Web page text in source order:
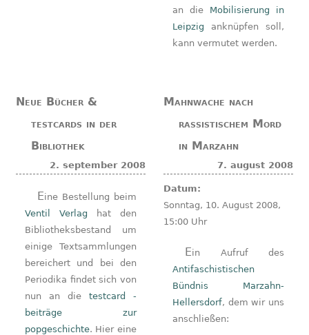
an die Mobilisierung in
Leipzig anknüpfen soll,
kann vermutet werden.
Neue Bücher &
testcards in der
Bibliothek
2. september 2008
Eine Bestellung beim
Ventil Verlag hat den
Bibliotheksbestand um
einige Textsammlungen
bereichert und bei den
Periodika findet sich von
nun an die testcard -
beiträge zur
popgeschichte. Hier eine
Mahnwache nach
rassistischem Mord
in Marzahn
7. august 2008
Datum:
Sonntag, 10. August 2008,
15:00 Uhr
Ein Aufruf des
Antifaschistischen
Bündnis Marzahn-
Hellersdorf, dem wir uns
anschließen: